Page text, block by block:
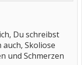
Du schreibst
Skoliose
und Schmerzen